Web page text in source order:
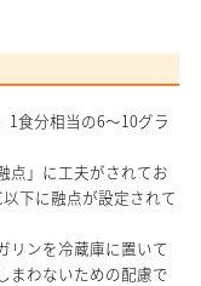
1食分相当の6～10グラ
点」に工夫がされてお
下に融点が設定されて
リンを冷蔵庫に置いて
まわないための配慮で